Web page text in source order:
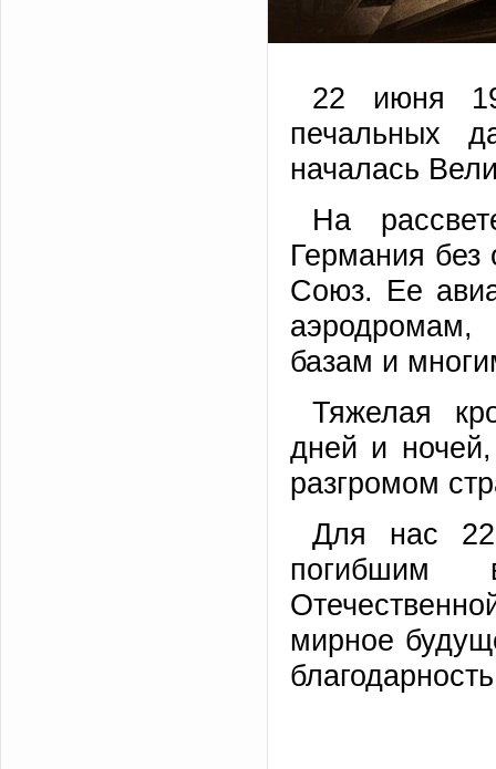
22 июня
печальных
началась
На
Германия без
Союз. Ее
базам и
Тяжелая
дней и
разгромом
Для нас
погибшим
мирное